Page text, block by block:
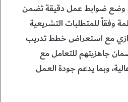
وضع ضوابط عمل دقيقة تضمن
وفقاً للمتطلبات التشريعية
مع استعراض خطط تدريب
جاهزيتهم للتعامل مع
وبما يدعم جودة العمل